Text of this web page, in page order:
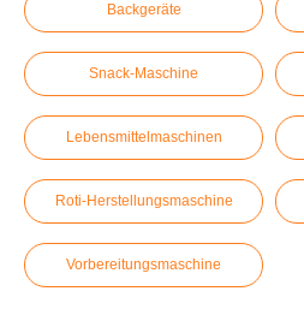
Produktzentrum
Service
Kontakt
Backgeräte
Snack-Maschine
Lebensmittelmaschinen
Roti-Herstellungsmaschine
Vorbereitungsmaschine